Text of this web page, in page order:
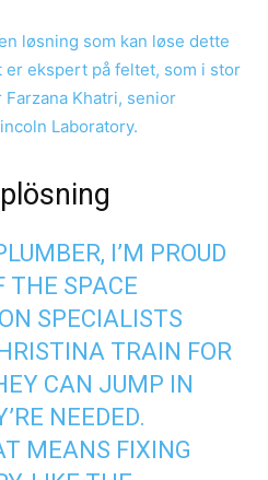
løsning som kan løse dette
ekspert på feltet, som i stor
Khatri, senior
Laboratory.
I’M PROUD
THE SPACE
SPECIALISTS
TRAIN FOR
CAN JUMP IN
NEEDED.
MEANS FIXING